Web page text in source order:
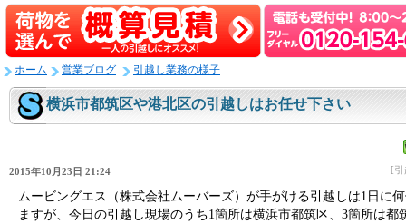
ホーム 営業ブログ 引越し業務の様子
横浜市都筑区や港北区の引越しはお任せ下さい
[引
2015年10月23日 21:24
ムービングエス（株式会社ムーバーズ）が手がける引越しは1日に
ますが、今日の引越し現場のうち1箇所は横浜市都筑区、3箇所は都